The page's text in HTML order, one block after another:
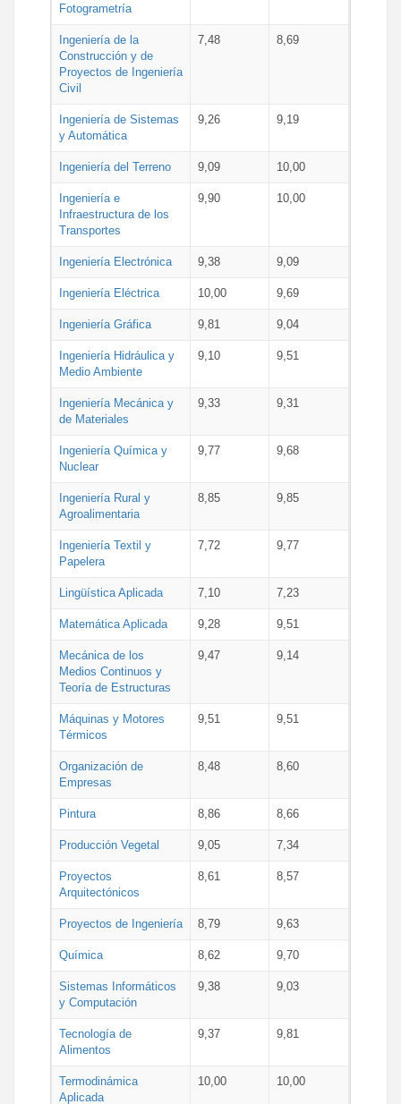
Fotogrametría
Ingeniería de la
Construcción y de
Proyectos de Ingeniería
Civil
7,48 8,69
Ingeniería de Sistemas
y Automática
9,26 9,19
Ingeniería del Terreno 9,09 10,00
Ingeniería e
Infraestructura de los
Transportes
9,90 10,00
Ingeniería Electrónica 9,38 9,09
Ingeniería Eléctrica 10,00 9,69
Ingeniería Gráfica 9,81 9,04
Ingeniería Hidráulica y
Medio Ambiente
9,10 9,51
Ingeniería Mecánica y
de Materiales
9,33 9,31
Ingeniería Química y
Nuclear
9,77 9,68
Ingeniería Rural y
Agroalimentaria
8,85 9,85
Ingeniería Textil y
Papelera
7,72 9,77
Lingüística Aplicada 7,10 7,23
Matemática Aplicada 9,28 9,51
Mecánica de los
Medios Continuos y
Teoría de Estructuras
9,47 9,14
Máquinas y Motores
Térmicos
9,51 9,51
Organización de
Empresas
8,48 8,60
Pintura 8,86 8,66
Producción Vegetal 9,05 7,34
Proyectos
Arquitectónicos
8,61 8,57
Proyectos de Ingeniería 8,79 9,63
Química 8,62 9,70
Sistemas Informáticos
y Computación
9,38 9,03
Tecnología de
Alimentos
9,37 9,81
Termodinámica
Aplicada
10,00 10,00